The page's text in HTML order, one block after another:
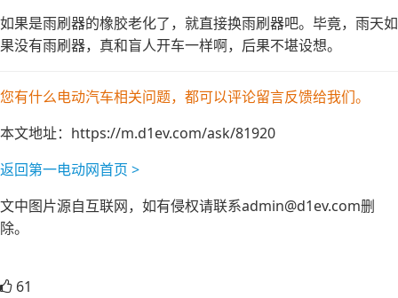
如果是雨刷器的橡胶老化了，就直接换雨刷器吧。毕竟，雨天如
果没有雨刷器，真和盲人开车一样啊，后果不堪设想。
您有什么电动汽车相关问题，都可以评论留言反馈给我们。
本文地址： https://m.d1ev.com/ask/81920
返回第一电动网首页 >
文中图片源自互联网，如有侵权请联系admin@d1ev.com删
除。
61